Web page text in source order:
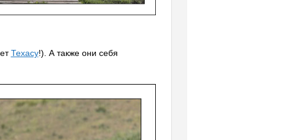
Техасу!). А также они себя